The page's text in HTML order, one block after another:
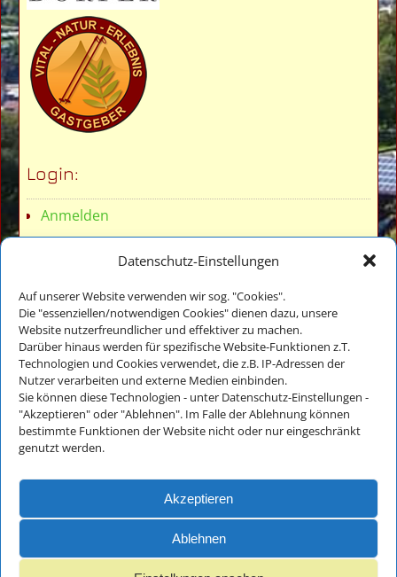
Datenschutz-Einstellungen
Auf unserer Website verwenden wir sog. "Cookies".
Die "essenziellen/notwendigen Cookies" dienen dazu, unsere
Website nutzerfreundlicher und effektiver zu machen.
Darüber hinaus werden für spezifische Website-Funktionen z.T.
Technologien und Cookies verwendet, die z.B. IP-Adressen der
Nutzer verarbeiten und externe Medien einbinden.
Sie können diese Technologien - unter Datenschutz-Einstellungen -
"Akzeptieren" oder "Ablehnen". Im Falle der Ablehnung können
bestimmte Funktionen der Website nicht oder nur eingeschränkt
genutzt werden.
Akzeptieren
Ablehnen
Login:
Anmelden
Veronika Thomae
Thomanhof - Ferienwohnungen
Auf der Reiten 18
D-83486 Ramsau bei Berchtesgaden
Tel.: +49(0)8657-983818
und
Datenschutz